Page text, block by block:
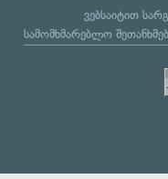
ვებსაიტით
სამომხმარებლო